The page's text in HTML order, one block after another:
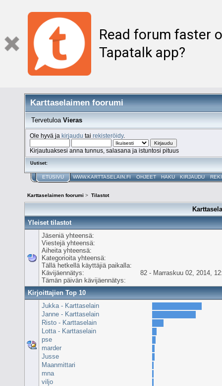
Read forum faster
Tapatalk app?
Karttaselaimen foorumi
Tervetuloa Vieras
Ole hyvä jakirjaudu tairekisteröidy.
Kirjautuaksesi anna tunnus, salasana ja istuntosi pituus
Uutiset:
ETUSIVU WWW.KARTTASELAIN.FI OHJEET HAKU KIRJAUDU
Karttaselaimen foorumi > Tilastot
Yleiset tilastot
Jäseniä yhteensä:
Viestejä yhteensä:
Aiheita yhteensä:
Kategorioita yhteensä:
Tällä hetkellä käyttäjiä paikalla:
Kävijäennätys:
82 - Marraskuu 02, 2014,
Tämän päivän kävijäennätys:
Kirjoittajien Top 10
Jukka - Karttaselain
Janne - Karttaselain
Risto - Karttaselain
Lotta - Karttaselain
pse
marder
Jusse
Maanmittari
mna
viljo